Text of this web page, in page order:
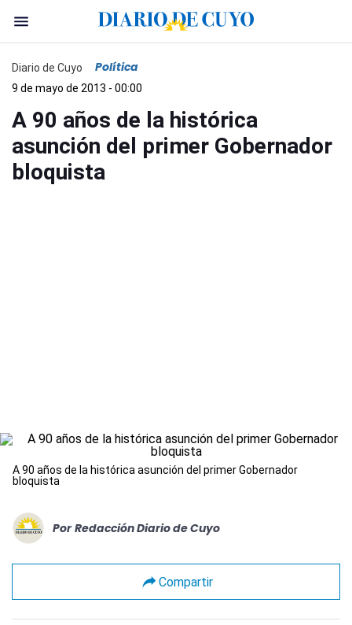
Diario de Cuyo Política
9 de mayo de 2013 - 00:00
A 90 años de la histórica
asunción del primer Gobernador
bloquista
A 90 años de la histórica asunción del primer Gobernador
bloquista
Por Redacción Diario de Cuyo
Compartir